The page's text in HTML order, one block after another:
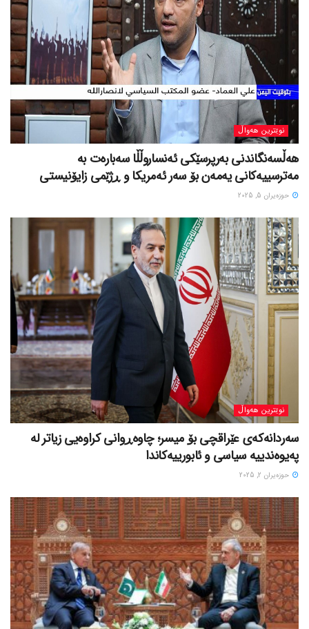
نوێترین هەواڵ
هەڵسەنگاندنی بەرپرسێکی ئەنساروڵڵا سەبارەت بە
مەترسییەکانی یەمەن بۆ سەر ئەمریکا و ڕژێمی زایۆنیستی
حوزه‌یران 5, 2025
نوێترین هەواڵ
سەردانەکەی عێراقچی بۆ میسر؛ چاوەڕوانی کراوەیی زیاتر لە
پەیوەندییە سیاسی و ئابورییەکاندا
حوزه‌یران 2, 2025